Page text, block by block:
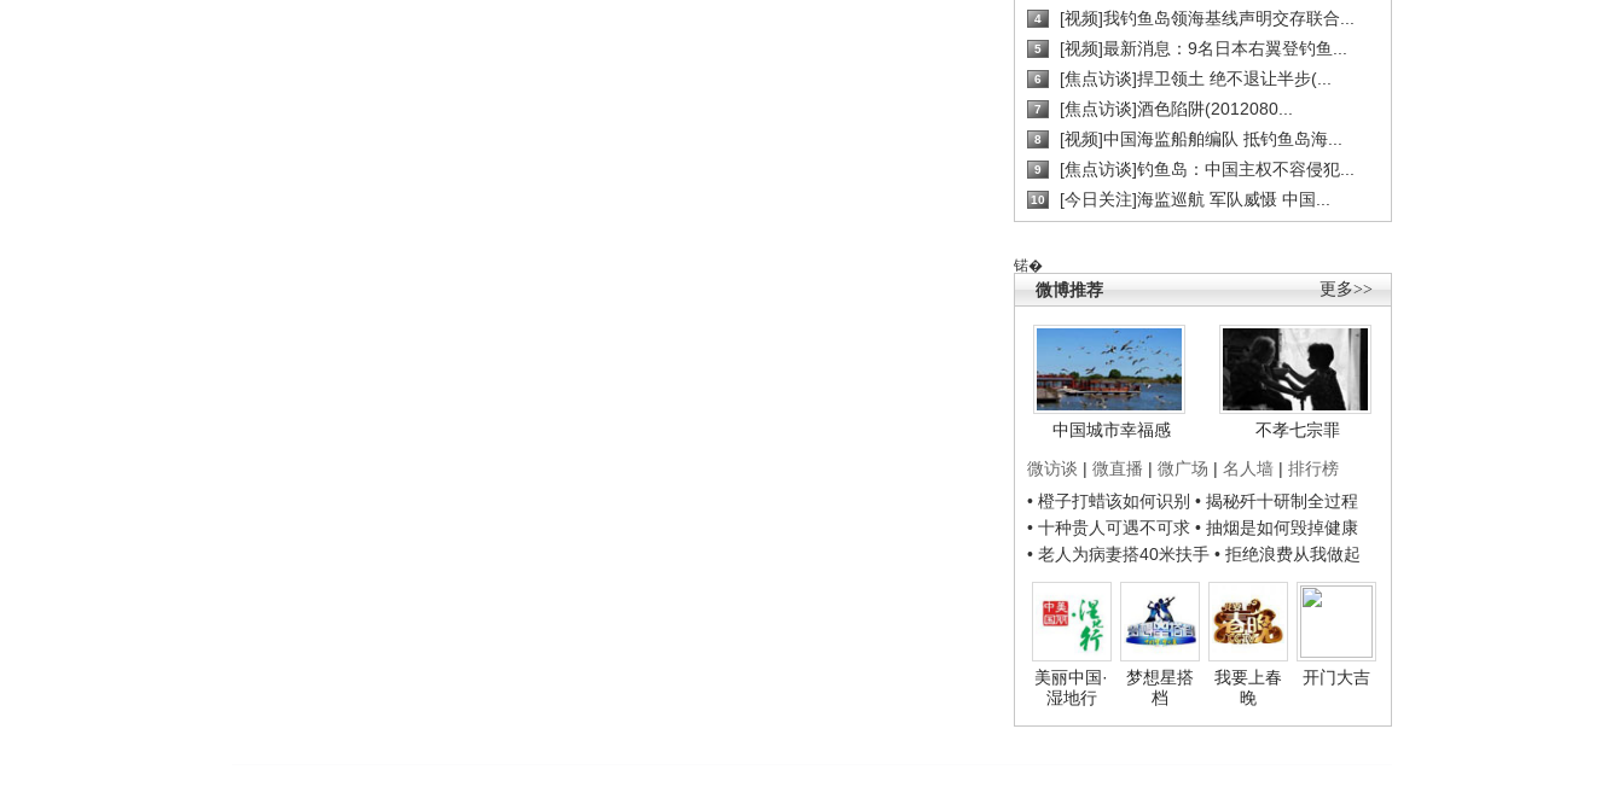
4 [视频]我钓鱼岛领海基线声明交存联合...
5 [视频]最新消息：9名日本右翼登钓鱼...
6 [焦点访谈]捍卫领土 绝不退让半步(...
7 [焦点访谈]酒色陷阱(2012080...
8 [视频]中国海监船舶编队 抵钓鱼岛海...
9 [焦点访谈]钓鱼岛：中国主权不容侵犯...
10 [今日关注]海监巡航 军队威慑 中国...
锘�
更多>>
微博推荐
中国城市幸福感
不孝七宗罪
微访谈 | 微直播 | 微广场 | 名人墙 | 排行榜
• 橙子打蜡该如何识别 • 揭秘歼十研制全过程
• 十种贵人可遇不可求 • 抽烟是如何毁掉健康
• 老人为病妻搭40米扶手 • 拒绝浪费从我做起
美丽中国·
湿地行
梦想星搭
档
我要上春
晚
开门大吉